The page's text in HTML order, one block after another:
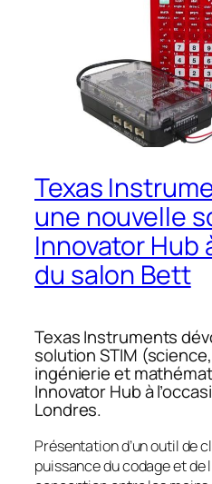
Texas
une nouvelle
Innovator Hub
du salon Bett
Texas Instruments
solution STIM
ingénierie et
Innovator Hub à
Londres.
Présentation d’un outil de
puissance du codage et de